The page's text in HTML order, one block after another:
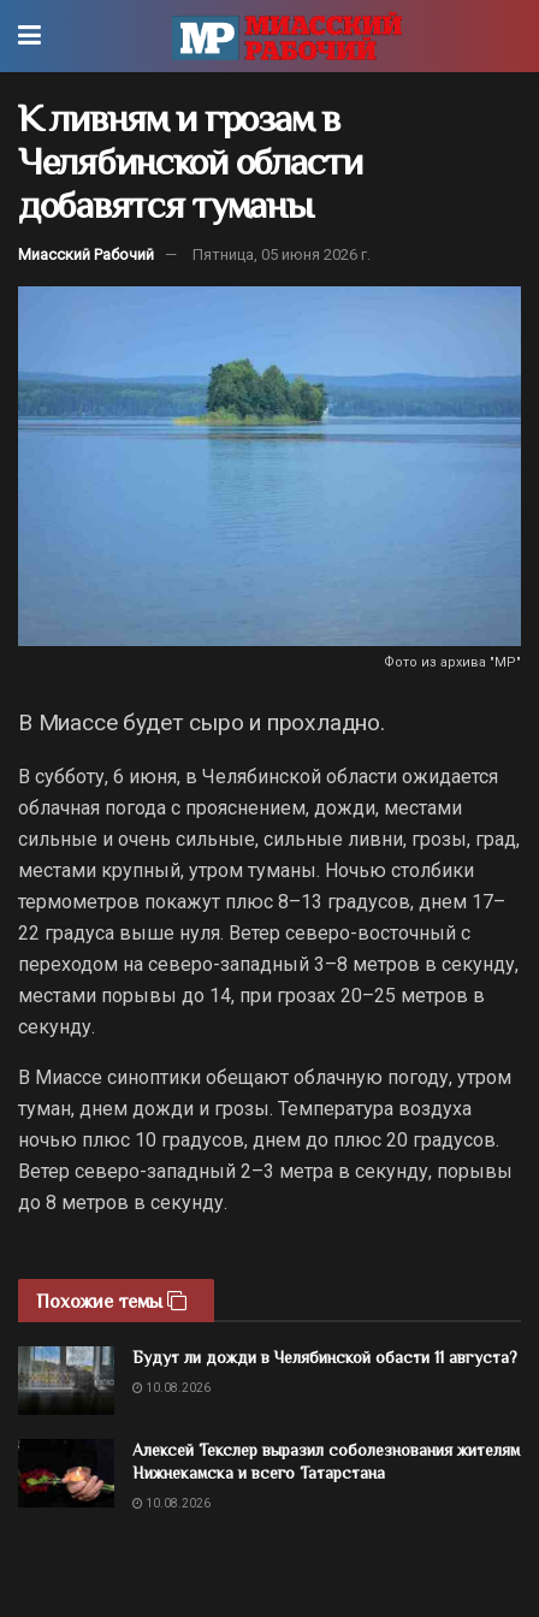
К ливням и грозам в
Челябинской области
добавятся туманы
Миасский Рабочий Пятница, 05 июня 2026 г.
Фото из архива "МР"
В Миассе будет сыро и прохладно.
В субботу, 6 июня, в Челябинской области ожидается
облачная погода с прояснением, дожди, местами
сильные и очень сильные, сильные ливни, грозы, град,
местами крупный, утром туманы. Ночью столбики
термометров покажут плюс 8–13 градусов, днем 17–
22 градуса выше нуля. Ветер северо-восточный с
переходом на северо-западный 3–8 метров в секунду,
местами порывы до 14, при грозах 20–25 метров в
секунду.
В Миассе синоптики обещают облачную погоду, утром
туман, днем дожди и грозы. Температура воздуха
ночью плюс 10 градусов, днем до плюс 20 градусов.
Ветер северо-западный 2–3 метра в секунду, порывы
до 8 метров в секунду.
Похожие темы
Будут ли дожди в Челябинской обасти 11 августа?
10.08.2026
Алексей Текслер выразил соболезнования жителям
Нижнекамска и всего Татарстана
10.08.2026